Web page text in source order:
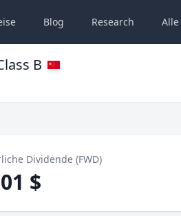
Blog Research Alle
B
Dividende (FWD)
$